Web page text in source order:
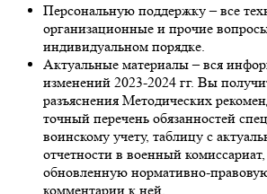
Персональную поддержку – все
организационные и прочие
индивидуальном порядке.
Актуальные материалы – вся
изменений 2023-2024 гг. Вы
разъяснения Методических
точный перечень обязанностей
воинскому учету, таблицу с
отчетности в военный
обновленную нормативно-
комментарии к ней.